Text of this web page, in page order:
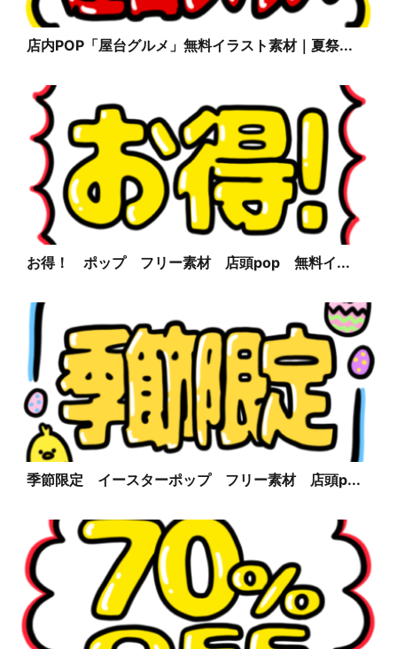
店内POP「屋台グルメ」無料イラスト素材｜夏祭...
お得！ ポップ フリー素材 店頭pop 無料イ...
季節限定 イースターポップ フリー素材 店頭p...